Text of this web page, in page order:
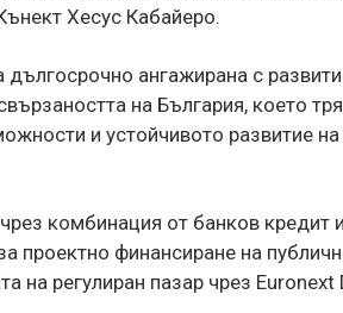
Хесус Кабайеро.
ангажирана с
на България, което
и устойчивото развитие на
комбинация от банков кредит и
проектно финансиране на
на регулиран пазар чрез Euronext